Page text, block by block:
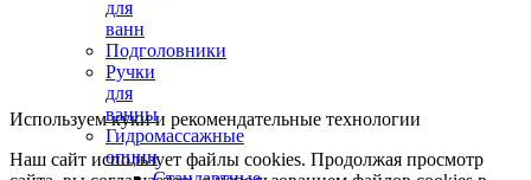
для
ванн
Подголовники
Ручки
для
ванны
Гидромассажные
опции
Используем куки и рекомендательные технологии
Наш сайт использует файлы cookies. Продолжая просмотр